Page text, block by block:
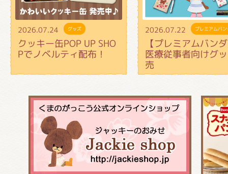
2026.07.24 グッズ
クッキー缶POP UP SHO
Pでノベルティ配布！
2026.07.22 プレミアムバ
【プレミアムバン
医療従事者向けグ
売